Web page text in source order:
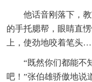
他话音刚落下，
的手托腮帮，眼睛直
上，使劲地咬着笔头
“既然你们都能不
吧！”张伯雄骄傲地说